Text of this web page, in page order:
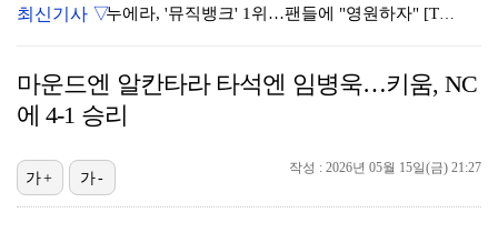
누에라, '뮤직뱅크' 1위…팬들에 "영원하자" [TV캡…
서장훈 감독 "내 능력 부족" 자책하게 만든 펜타곤과의…
진세연, 전속계약 종료…FA 시장 나왔다 [공식]
최신기사 ▽
마운드엔 알칸타라 타석엔 임병욱…키움, NC
에 4-1 승리
작성 : 2026년 05월 15일(금) 21:27
가+ 가-